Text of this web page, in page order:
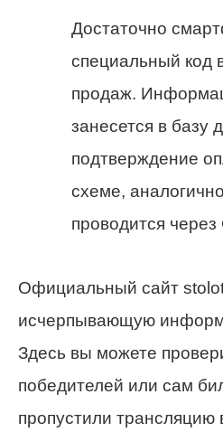
Достаточно
специальный код
продаж.
занесется в базу
подтверждение
схеме,
проводится
Официальный сайт
исчерпывающую
Здесь вы можете
победителей или сам
пропустили трансляцию